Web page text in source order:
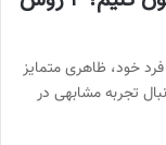
خود، ظاهری متمایز
تجربه مشابهی در